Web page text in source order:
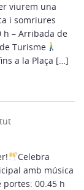
viurem una
i somriures
h – Arribada de
Turisme
a la Plaça […]
Celebra
amb música
00.45 h